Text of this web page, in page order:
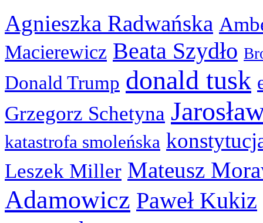
Agnieszka Radwańska
Macierewicz Beata Szydło
Donald Trump donald tusk
Grzegorz Schetyna
katastrofa smoleńska
Leszek Miller Mateusz
Adamowicz Paweł Kukiz